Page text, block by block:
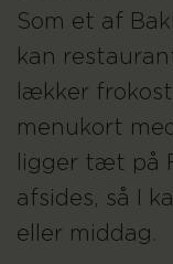
Som et af
kan
lækker
menukort
ligger tæt på
afsides, så I
eller middag.